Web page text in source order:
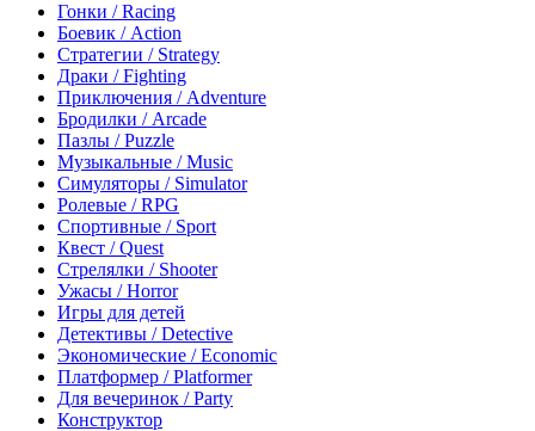
Гонки / Racing
Боевик / Action
Стратегии / Strategy
Драки / Fighting
Приключения / Adventure
Бродилки / Arcade
Пазлы / Puzzle
Музыкальные / Music
Симуляторы / Simulator
Ролевые / RPG
Спортивные / Sport
Квест / Quest
Стрелялки / Shooter
Ужасы / Horror
Игры для детей
Детективы / Detective
Экономические / Economic
Платформер / Platformer
Для вечеринок / Party
Конструктор